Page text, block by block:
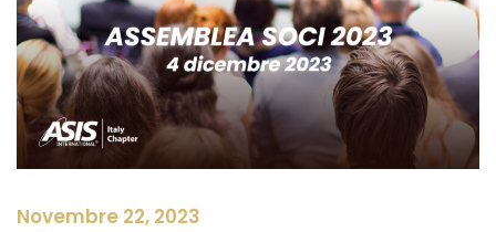
Novembre 22, 2023